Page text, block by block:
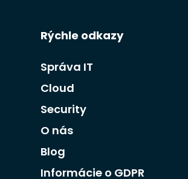
Rýchle odkazy
Správa IT
Cloud
Security
O nás
Blog
Informácie o GDPR